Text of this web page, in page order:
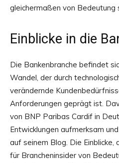
gleichermaßen von Bedeutung
Einblicke in die
Die Bankenbranche befindet
Wandel, der durch
verändernde
Anforderungen geprägt ist.
von BNP Paribas Cardif in
Entwicklungen aufmerksam
auf seinem Blog. Die Einblicke,
für Brancheninsider von